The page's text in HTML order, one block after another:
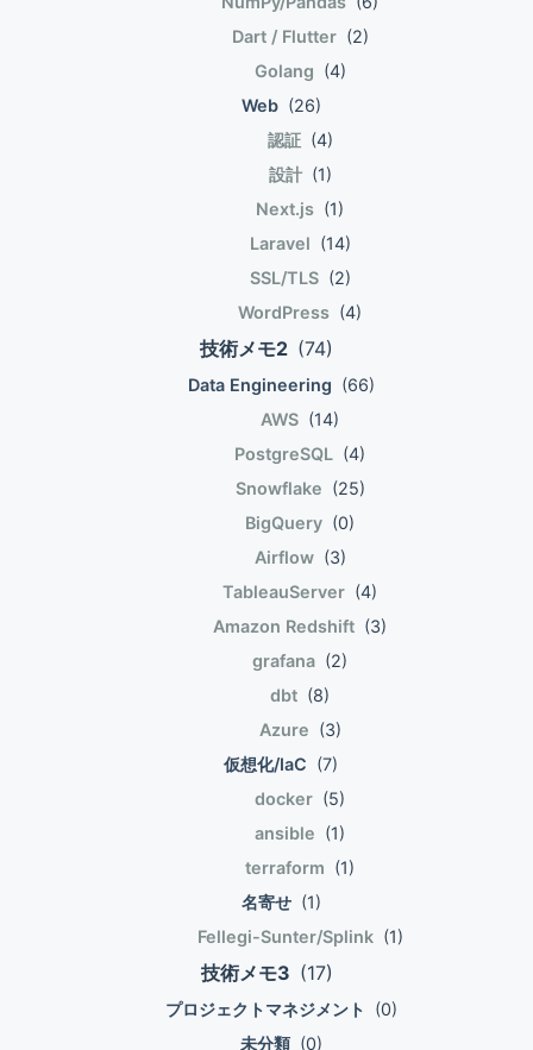
Dart / Flutter (2)
Golang (4)
Web (26)
認証 (4)
設計 (1)
Next.js (1)
Laravel (14)
SSL/TLS (2)
WordPress (4)
技術メモ2 (74)
Data Engineering (66)
AWS (14)
PostgreSQL (4)
Snowflake (25)
BigQuery (0)
Airflow (3)
TableauServer (4)
Amazon Redshift (3)
grafana (2)
dbt (8)
Azure (3)
仮想化/IaC (7)
docker (5)
ansible (1)
terraform (1)
名寄せ (1)
Fellegi-Sunter/Splink (1)
技術メモ3 (17)
プロジェクトマネジメント
(0)
未分類 (0)